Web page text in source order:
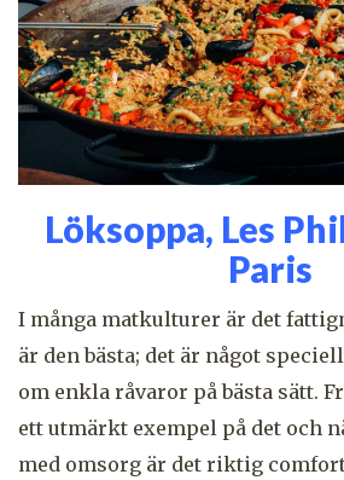
Löksoppa, Les
Paris
I många matkulturer är det
är den bästa; det är något
om enkla råvaror på bästa sätt.
ett utmärkt exempel på det och
med omsorg är det riktig